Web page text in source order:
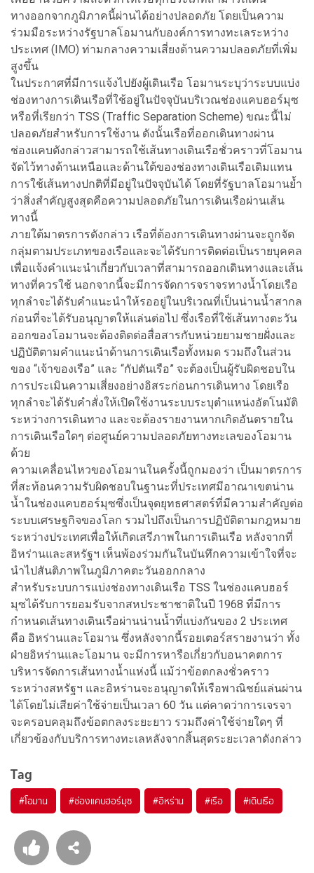
ทางออกจากภูมิภาคนี้ผ่านได้อย่างปลอดภัย โดยเป็นความ
ร่วมมือระหว่างรัฐบาลโอมานกับองค์การทางทะเลระหว่าง
ประเทศ (IMO) ท่ามกลางความเสี่ยงด้านความปลอดภัยที่เพิ่ม
สูงขึ้น
ในประกาศที่มีการแจ้งไปยังผู้เดินเรือ โอมานระบุว่าระบบแบ่ง
ช่องทางการเดินเรือที่ใช้อยู่ในปัจจุบันบริเวณช่องแคบฮอร์มุซ
หรือที่เรียกว่า TSS (Traffic Separation Scheme) ขณะนี้ไม่
ปลอดภัยสำหรับการใช้งาน ดังนั้นเรือที่ออกเดินทางผ่าน
ช่องแคบดังกล่าวสามารถใช้เส้นทางเดินเรือชั่วคราวที่โอมาน
จัดไว้ทางด้านเหนือและด้านใต้ของช่องทางเดินเรือเดิมแทน
การใช้เส้นทางปกติที่มีอยู่ในปัจจุบันได้ โดยที่รัฐบาลโอมานย้ำ
ว่าสิ่งสำคัญสูงสุดคือความปลอดภัยในการเดินเรือผ่านเส้น
ทางนี้
ภายใต้มาตรการดังกล่าว เรือที่ต้องการเดินทางผ่านจะถูกจัด
กลุ่มตามประเภทของเรือและจะได้รับการติดต่อเป็นรายบุคคล
เพื่อแจ้งคำแนะนำเกี่ยวกับเวลาที่สามารถออกเดินทางและเส้น
ทางที่ควรใช้ นอกจากนี้จะมีการจัดการจราจรทางน้ำโดยเรือ
ทุกลำจะได้รับคำแนะนำให้รออยู่ในบริเวณที่เป็นน่านน้ำสากล
ก่อนที่จะได้รับอนุญาตให้แล่นต่อไป ซึ่งเรือที่ใช้เส้นทางตะวัน
ออกของโอมานจะต้องติดต่อสื่อสารกับหน่วยยามชายฝั่งและ
ปฏิบัติตามคำแนะนำด้านการเดินเรือทั้งหมด รวมถึงในส่วน
ของ “เจ้าของเรือ” และ “กัปตันเรือ” จะต้องเป็นผู้รับผิดชอบใน
การประเมินความเสี่ยงอย่างอิสระก่อนการเดินทาง โดยเรือ
ทุกลำจะได้รับคำสั่งให้เปิดใช้งานระบบระบุตำแหน่งอัตโนมัติ
ระหว่างการเดินทาง และจะต้องรายงานหากเกิดอันตรายใน
การเดินเรือใดๆ ต่อศูนย์ความปลอดภัยทางทะเลของโอมาน
ด้วย
ความเคลื่อนไหวของโอมานในครั้งนี้ถูกมองว่า เป็นมาตรการ
ที่สะท้อนความรับผิดชอบในฐานะที่ประเทศมีอาณาเขตน่าน
น้ำในช่องแคบฮอร์มุซซึ่งเป็นจุดยุทธศาสตร์ที่มีความสำคัญต่อ
ระบบเศรษฐกิจของโลก รวมไปถึงเป็นการปฏิบัติตามกฎหมาย
ระหว่างประเทศเพื่อให้เกิดเสรีภาพในการเดินเรือ หลังจากที่
อิหร่านและสหรัฐฯ เห็นพ้องร่วมกันในบันทึกความเข้าใจที่จะ
นำไปสันติภาพในภูมิภาคตะวันออกกลาง
สำหรับระบบการแบ่งช่องทางเดินเรือ TSS ในช่องแคบฮอร์
มุซได้รับการยอมรับจากสหประชาชาติในปี 1968 ที่มีการ
กำหนดเส้นทางเดินเรือผ่านน่านน้ำที่แบ่งกันของ 2 ประเทศ
คือ อิหร่านและโอมาน ซึ่งหลังจากนี้รอยเตอร์สรายงานว่า ทั้ง
ฝ่ายอิหร่านและโอมาน จะมีการหารือเกี่ยวกับอนาคตการ
บริหารจัดการเส้นทางน้ำแห่งนี้ แม้ว่าข้อตกลงชั่วคราว
ระหว่างสหรัฐฯ และอิหร่านจะอนุญาตให้เรือพาณิชย์แล่นผ่าน
ได้โดยไม่เสียค่าใช้จ่ายเป็นเวลา 60 วัน แต่คาดว่าการเจรจา
จะครอบคลุมถึงข้อตกลงระยะยาว รวมถึงค่าใช้จ่ายใดๆ ที่
เกี่ยวข้องกับบริการทางทะเลหลังจากสิ้นสุดระยะเวลาดังกล่าว
Tag
#โอมาน #ช่องแคบฮอร์มุซ #อิหร่าน #เรือ #เดินเรือ